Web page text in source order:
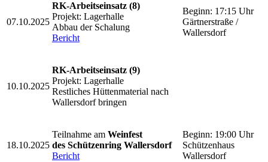
07.10.2025
RK-Arbeitseinsatz (8)
Projekt: Lagerhalle
Abbau der Schalung
Bericht
Beginn: 17:15 Uhr
Gärtnerstraße /
Wallersdorf
10.10.2025
RK-Arbeitseinsatz (9)
Projekt: Lagerhalle
Restliches Hüttenmaterial nach
Wallersdorf bringen
18.10.2025
Teilnahme am Weinfest
des Schützenring Wallersdorf
Bericht
Beginn: 19:00 Uhr
Schützenhaus
Wallersdorf